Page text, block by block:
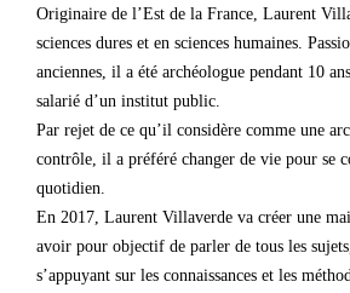
Originaire de l’Est de la France, Laurent
sciences dures et en sciences humaines.
anciennes, il a été archéologue pendant 10
salarié d’un institut public.
Par rejet de ce qu’il considère comme une
contrôle, il a préféré changer de vie pour se
quotidien.
En 2017, Laurent Villaverde va créer une
avoir pour objectif de parler de tous les
s’appuyant sur les connaissances et les